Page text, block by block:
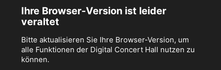
Ihre Browser-Version ist leider
veraltet
Bitte aktualisieren Sie Ihre Browser-Version, um
alle Funktionen der Digital Concert Hall nutzen zu
können.